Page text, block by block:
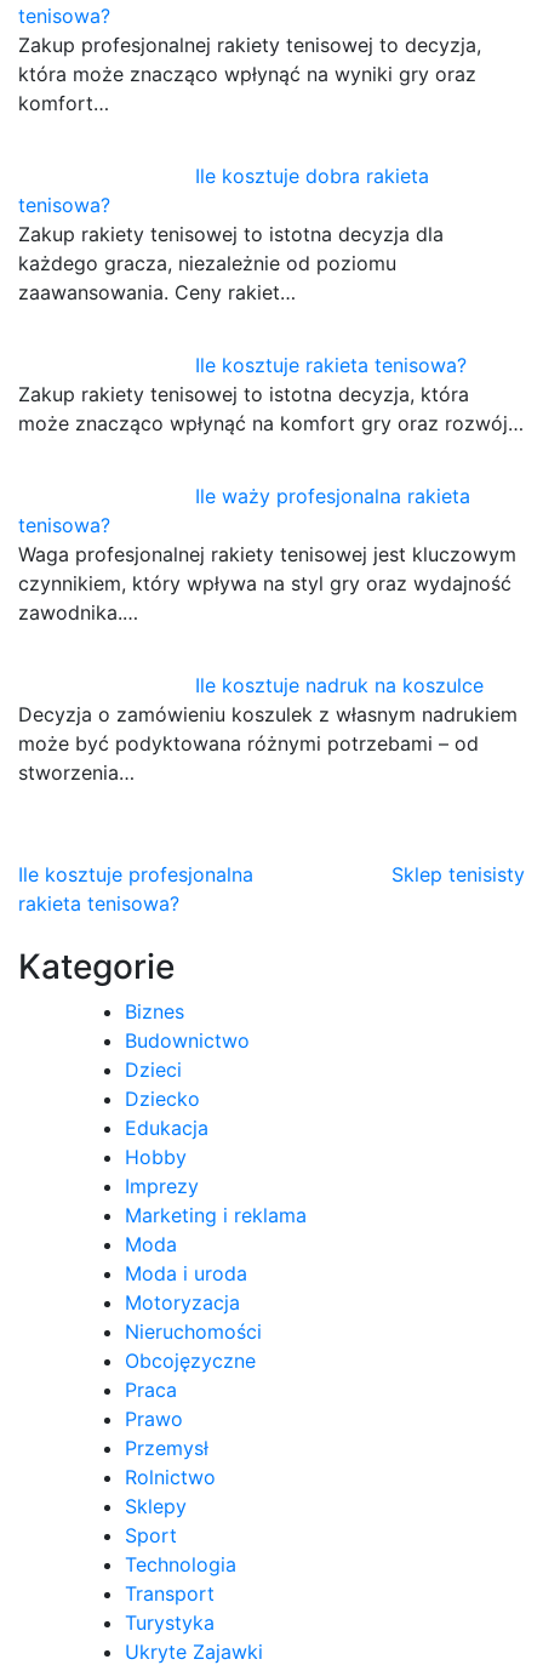
tenisowa?
Zakup profesjonalnej rakiety tenisowej to decyzja,
która może znacząco wpłynąć na wyniki gry oraz
komfort…
Ile kosztuje dobra rakieta
tenisowa?
Zakup rakiety tenisowej to istotna decyzja dla
każdego gracza, niezależnie od poziomu
zaawansowania. Ceny rakiet…
Ile kosztuje rakieta tenisowa?
Zakup rakiety tenisowej to istotna decyzja, która
może znacząco wpłynąć na komfort gry oraz rozwój…
Ile waży profesjonalna rakieta
tenisowa?
Waga profesjonalnej rakiety tenisowej jest kluczowym
czynnikiem, który wpływa na styl gry oraz wydajność
zawodnika.…
Ile kosztuje nadruk na koszulce
Decyzja o zamówieniu koszulek z własnym nadrukiem
może być podyktowana różnymi potrzebami – od
stworzenia…
Nawigacja
wpisu
Ile kosztuje profesjonalna
rakieta tenisowa?
Sklep tenisisty
Kategorie
Biznes
Budownictwo
Dzieci
Dziecko
Edukacja
Hobby
Imprezy
Marketing i reklama
Moda
Moda i uroda
Motoryzacja
Nieruchomości
Obcojęzyczne
Praca
Prawo
Przemysł
Rolnictwo
Sklepy
Sport
Technologia
Transport
Turystyka
Ukryte Zajawki